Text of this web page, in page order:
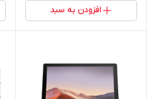
افزودن به سبد